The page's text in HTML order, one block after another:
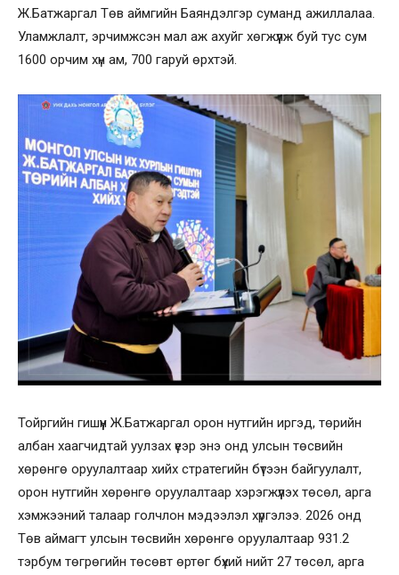
Ж.Батжаргал Төв аймгийн Баяндэлгэр суманд ажиллалаа.
Уламжлалт, эрчимжсэн мал аж ахуйг хөгжүүлж буй тус сум
1600 орчим хүн ам, 700 гаруй өрхтэй.
Тойргийн гишүүн Ж.Батжаргал орон нутгийн иргэд, төрийн
албан хаагчидтай уулзах үеэр энэ онд улсын төсвийн
хөрөнгө оруулалтаар хийх стратегийн бүтээн байгуулалт,
орон нутгийн хөрөнгө оруулалтаар хэрэгжүүлэх төсөл, арга
хэмжээний талаар голчлон мэдээлэл хүргэлээ. 2026 онд
Төв аймагт улсын төсвийн хөрөнгө оруулалтаар 931.2
тэрбум төгрөгийн төсөвт өртөг бүхий нийт 27 төсөл, арга